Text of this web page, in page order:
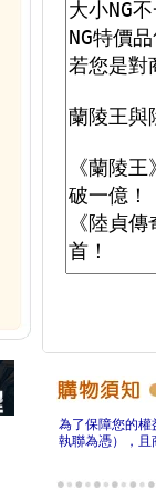
為了保障您的權
執聯為憑），且